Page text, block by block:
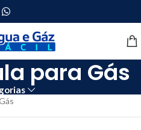
para Gás